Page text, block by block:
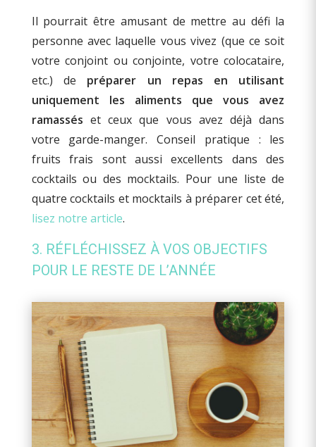
Il pourrait être amusant de mettre au défi la
personne avec laquelle vous vivez (que ce soit
votre conjoint ou conjointe, votre colocataire,
etc.) de préparer un repas en utilisant
uniquement les aliments que vous avez
ramassés et ceux que vous avez déjà dans
votre garde-manger. Conseil pratique : les
fruits frais sont aussi excellents dans des
cocktails ou des mocktails. Pour une liste de
quatre cocktails et mocktails à préparer cet été,
lisez notre article.
3. RÉFLÉCHISSEZ À VOS OBJECTIFS
POUR LE RESTE DE L’ANNÉE